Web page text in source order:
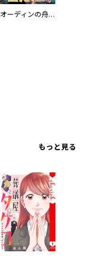
オーディンの舟葬 分冊版
もっと見る